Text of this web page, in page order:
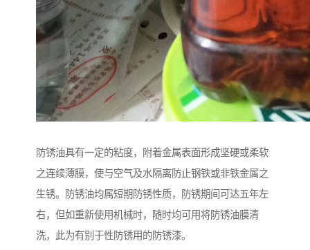
防锈油具有一定的粘度，附着金属表面形成坚硬或柔软
之连续薄膜，使与空气及水隔离防止钢铁或非铁金属之
生锈。防锈油均属短期防锈性质，防锈期间可达五年左
右，但如重新使用机械时，随时均可用将防锈油膜清
洗，此为有别于性防锈用的防锈漆。